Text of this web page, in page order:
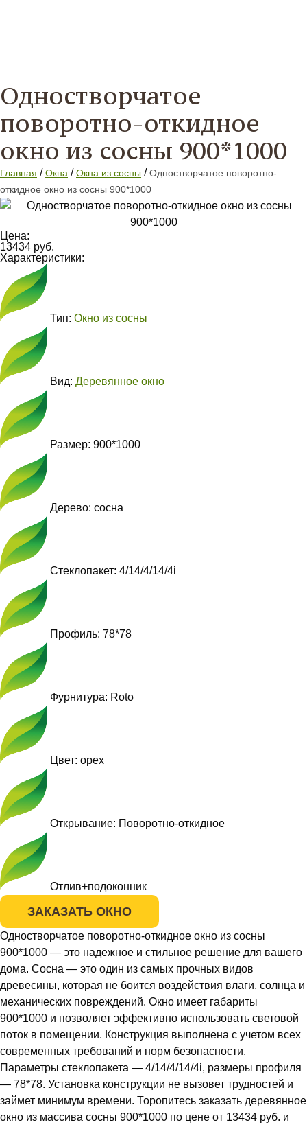
Одностворчатое
поворотно-откидное
окно из сосны 900*1000
Главная / Окна / Окна из сосны / Одностворчатое поворотно-
откидное окно из сосны 900*1000
Цена:
13434 руб.
Характеристики:
Тип: Окно из сосны
Вид: Деревянное окно
Размер: 900*1000
Дерево: сосна
Стеклопакет: 4/14/4/14/4i
Профиль: 78*78
Фурнитура: Roto
Цвет: орех
Открывание: Поворотно-откидное
Отлив+подоконник
ЗАКАЗАТЬ ОКНО
Одностворчатое поворотно-откидное окно из сосны
900*1000 — это надежное и стильное решение для вашего
дома. Сосна — это один из самых прочных видов
древесины, которая не боится воздействия влаги, солнца и
механических повреждений. Окно имеет габариты
900*1000 и позволяет эффективно использовать световой
поток в помещении. Конструкция выполнена с учетом всех
современных требований и норм безопасности.
Параметры стеклопакета — 4/14/4/14/4i, размеры профиля
— 78*78. Установка конструкции не вызовет трудностей и
займет минимум времени. Торопитесь заказать деревянное
окно из массива сосны 900*1000 по цене от 13434 руб. и